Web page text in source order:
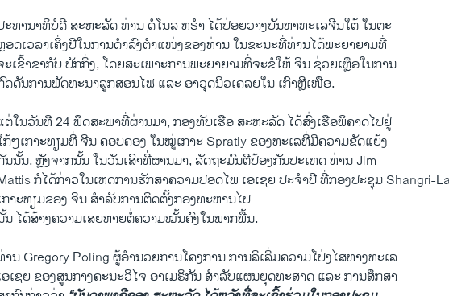
ະທານາທິບໍດີ ສະຫະລັດ ທ່ານ ດໍໂນລ ທຣຳ ໄດ້ປ່ອຍວາງບັນຫາທະເລຈີນໃຕ້ ໃນຕະ
ອດເວລາເຄິ່ງປີໃນການດຳລົງຕຳແໜ່ງຂອງທ່ານ ໃນຂະນະທີ່ທ່ານໄດ້ພະຍາຍາມທີ່
ະເຂົ້າຂາກັບ ປັກກິ່ງ, ໂດຍສະເພາະການພະຍາຍາມທີ່ຈະຂໍໃຫ້ ຈີນ ຊ່ວຍເຫຼືອໃນການ
ດດັນການພັດທະນາລູກສອນໄຟ ແລະ ອາວຸດນິວເຄລຍໃນ ເກົາຫຼີເໜືອ.
ຕ່ໃນວັນທີ 24 ພຶດສະພາທີ່ຜ່ານມາ, ກອງທັບເຮືອ ສະຫະລັດ ໄດ້ສົ່ງເຮືອພິຄາດໄປຢູ່
ກ້ໆເກາະທຽມທີ່ ຈີນ ຄອບຄອງ ໃນໝູ່ເກາະ Spratly ຂອງທະເລທີ່ມີຄວາມຂັດແຍ້ງ
ນນັ້ນ. ຫຼັງຈາກນັ້ນ ໃນວັນເສົາທີ່່ຜານມາ, ລັດຖະມົນຕີປ້ອງກັນປະເທດ ທ່ານ Jim
ກໍໄດ້ກ່າວໃນເຫດການຮັກສາຄວາມປອດໄພ ເອເຊຍ ປະຈຳປີ ທີ່ກອງປະຊຸມ Shangri-
ກາະທຽມຂອງ ຈີນ ສຳລັບການຕິດຕັ້ງກອງທະຫານໄປ
ນ ໄດ້ສ້າງຄວາມເສຍຫາຍຕໍ່ຄວາມໝັ້ນຄົງໃນພາກພື້ນ.
ານ Gregory Poling ຜູ້ອຳນວຍການໂຄງການ ການລິເລີ່ມຄວາມໂປ່ງໄສທາງທະເລ
ອເຊຍ ຂອງສູນກາງຄະນະວິໄຈ ອາເມຣິກັນ ສຳລັບແຜນຍຸດທະສາດ ແລະ ການສຶກສາ